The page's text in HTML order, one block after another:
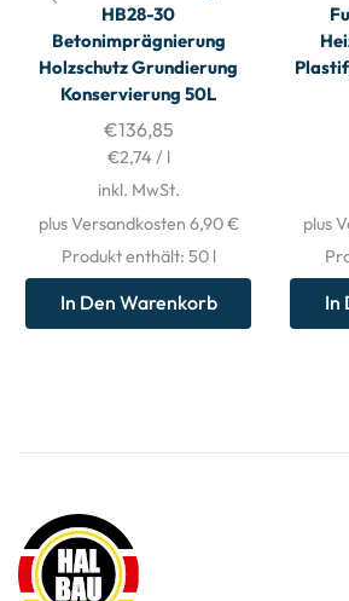
HB28-30
Betonimprägnierung
Holzschutz Grundierung
Konservierung 50L
€136,85
€2,74 / l
inkl. MwSt.
plus Versandkosten 6,90 €
Produkt enthält: 50 l
In Den Warenkorb
plus
In